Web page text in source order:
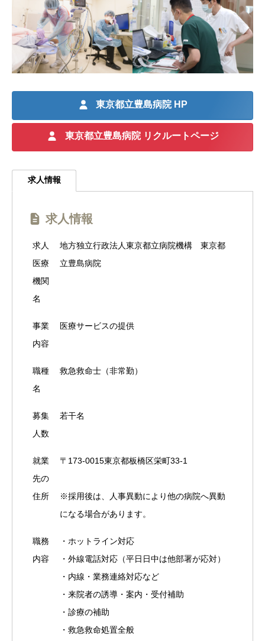
東京都立豊島病院 HP
東京都立豊島病院 リクルートページ
求人情報
求人情報
求人
医療
機関
名
地方独立行政法人東京都立病院機構 東京都
立豊島病院
事業
内容
医療サービスの提供
職種
名
救急救命士（非常勤）
募集
人数
若干名
就業
先の
住所
〒173-0015東京都板橋区栄町33-1
※採用後は、人事異動により他の病院へ異動
になる場合があります。
職務
内容
・ホットライン対応
・外線電話対応（平日日中は他部署が応対）
・内線・業務連絡対応など
・来院者の誘導・案内・受付補助
・診療の補助
・救急救命処置全般